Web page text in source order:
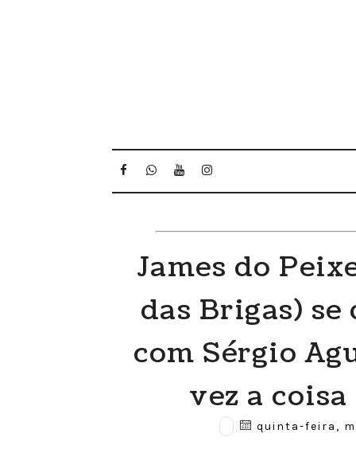
James do
das Brigas) se
com Sérgio
vez a
quinta-feira,